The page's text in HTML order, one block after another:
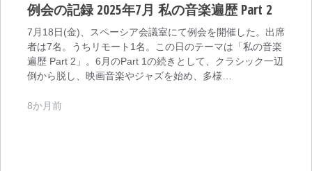
例会の記録 2025年7月 私の音楽遍歴 Part 2
7月18日(金)、スペーシア会議室にて例会を開催した。出席
者は7名。うちリモート1名。この日のテーマは「私の音楽
遍歴 Part 2」。6月のPart 1の続きとして、クラシック一辺
倒から脱し、映画音楽やジャズを始め、多様…
8か月前